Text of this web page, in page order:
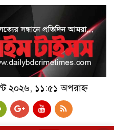
২০২৬, ১১:৫১ অপরাহ্ন